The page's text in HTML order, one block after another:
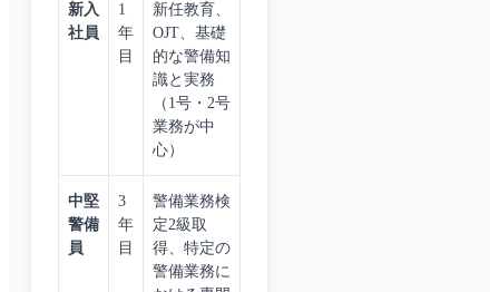
新入
社員
1
年
目
新任教育、
OJT、基礎
的な警備知
識と実務
（1号・2号
業務が中
心）
中堅
警備
員
3
年
目
警備業務検
定2級取
得、特定の
警備業務に